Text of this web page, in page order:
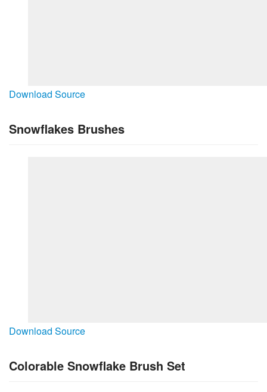
Download Source
Snowflakes Brushes
Download Source
Colorable Snowflake Brush Set